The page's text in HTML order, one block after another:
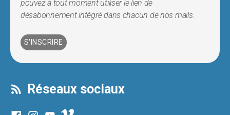
pouvez à tout moment utiliser le lien de
désabonnement intégré dans chacun de nos mails.
Réseaux sociaux